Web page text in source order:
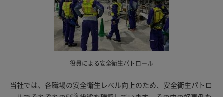
役員による安全衛生パトロール
当社では、各職場の安全衛生レベル向上のため、安全衛生パトロ
※